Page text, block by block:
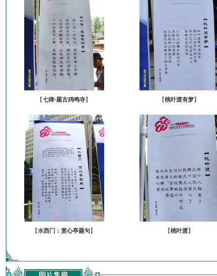
【七律·题古鸡鸣寺】 【桃叶渡有梦】
【水西门：赏心亭题句】 【桃叶渡】